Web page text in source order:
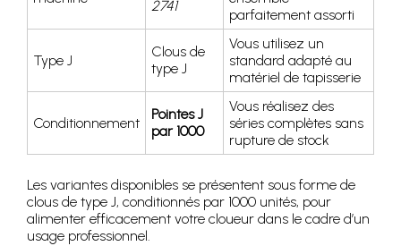
2741
parfaitement assorti
Type J
Clous de
type J
Vous utilisez un
standard adapté au
matériel de tapisserie
Conditionnement
Pointes J
par 1000
Vous réalisez des
séries complètes sans
rupture de stock
Les variantes disponibles se présentent sous forme de
clous de type J, conditionnés par 1000 unités, pour
alimenter efficacement votre cloueur dans le cadre d’un
usage professionnel.